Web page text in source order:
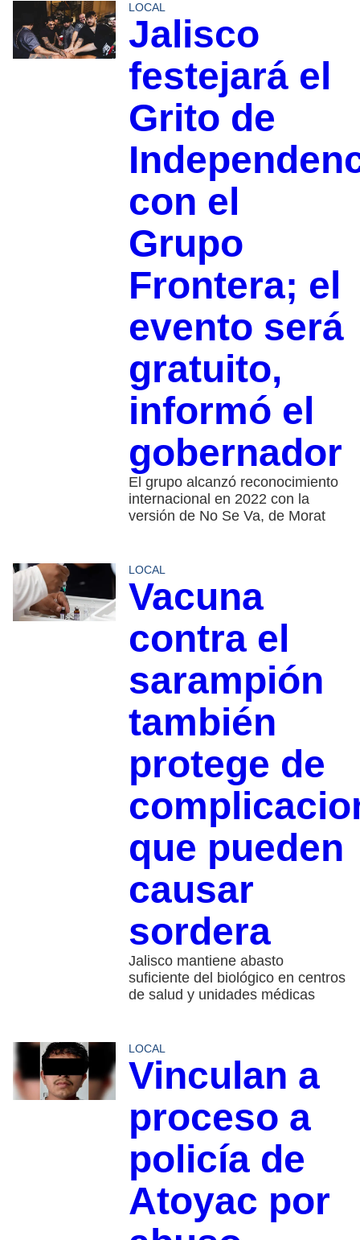
LOCAL
Jalisco
festejará el
Grito de
con el
Grupo
Frontera; el
evento será
gratuito,
informó el
gobernador
El grupo alcanzó reconocimiento
internacional en 2022 con la
versión de No Se Va, de Morat
LOCAL
Vacuna
contra el
sarampión
también
protege de
que pueden
causar
sordera
Jalisco mantiene abasto
suficiente del biológico en centros
de salud y unidades médicas
LOCAL
Vinculan a
proceso a
policía de
Atoyac por